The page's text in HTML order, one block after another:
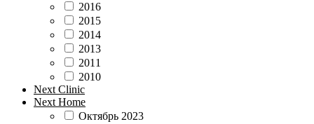
2016
2015
2014
2013
2011
2010
Next Clinic
Next Home
Октябрь 2023